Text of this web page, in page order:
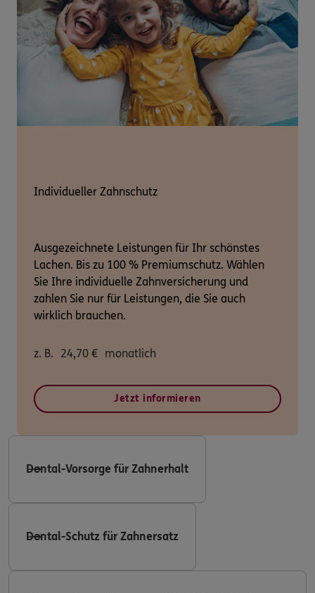
Individueller Zahnschutz
Ausgezeichnete Leistungen für Ihr schönstes
Lachen. Bis zu 100 % Premiumschutz. Wählen
Sie Ihre individuelle Zahnversicherung und
zahlen Sie nur für Leistungen, die Sie auch
wirklich brauchen.
z. B. 24,70 € monatlich
Jetzt informieren
Dental-Vorsorge für Zahnerhalt
Dental-Schutz für Zahnersatz